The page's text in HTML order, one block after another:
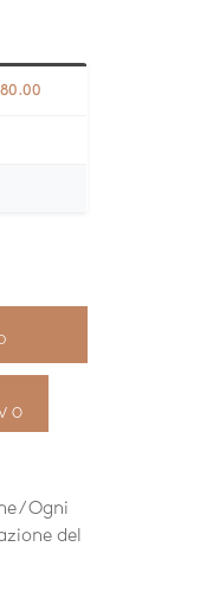
/ Ogni
del